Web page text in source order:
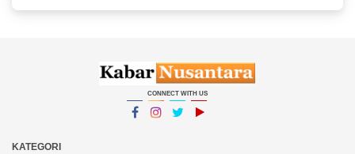
Bendera Merah Putih
CONNECT WITH US
KATEGORI